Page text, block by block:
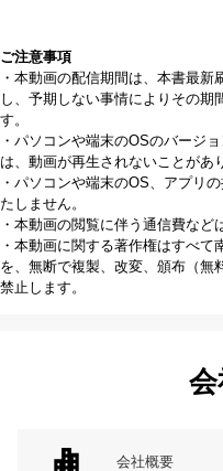
ご注意事項
・本動画の配信期間は、本書最
し、予期しない事情によりその期
す。
・パソコンや端末のOSのバージ
は、動画が再生されないことがあ
・パソコンや端末のOS、アプリ
たしません。
・本動画の閲覧に伴う通信費など
・本動画に関する著作権はすべ
を、無断で複製、改変、頒布（無
禁止します。
会社概要